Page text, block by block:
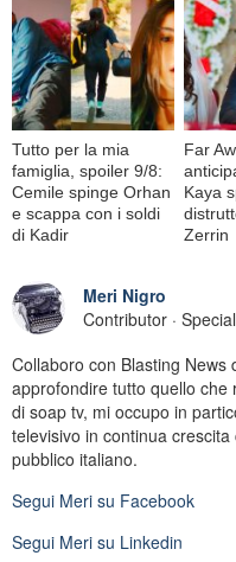
Tutto per la mia
famiglia, spoiler 9/8:
Cemile spinge Orhan
e scappa con i soldi
di Kadir
Far
Kaya
Zerrin
Meri Nigro
Contributor ·
Collaboro con Blasting
approfondire tutto quello che
di soap tv, mi occupo in
televisivo in continua
pubblico italiano.
Segui Meri su Facebook
Segui Meri su Linkedin